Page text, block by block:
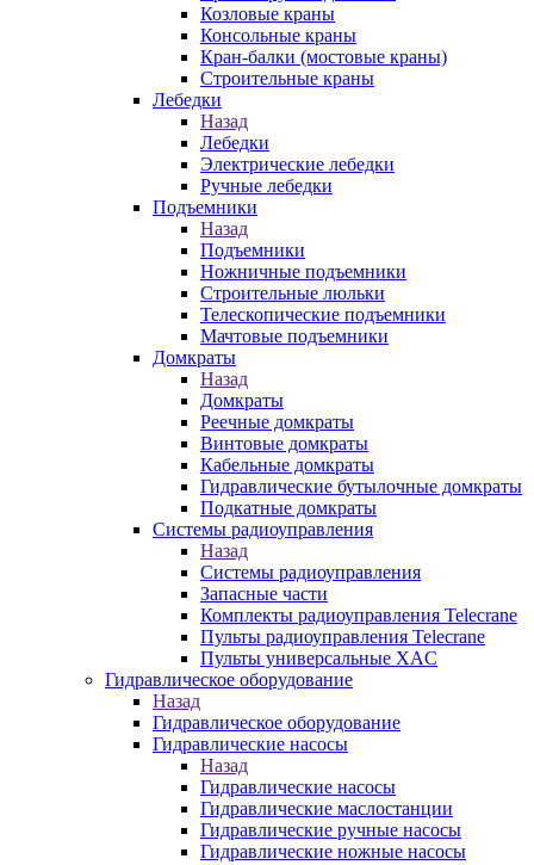
Козловые краны
Консольные краны
Кран-балки (мостовые краны)
Строительные краны
Лебедки
Назад
Лебедки
Электрические лебедки
Ручные лебедки
Подъемники
Назад
Подъемники
Ножничные подъемники
Строительные люльки
Телескопические подъемники
Мачтовые подъемники
Домкраты
Назад
Домкраты
Реечные домкраты
Винтовые домкраты
Кабельные домкраты
Гидравлические бутылочные домкраты
Подкатные домкраты
Системы радиоуправления
Назад
Системы радиоуправления
Запасные части
Комплекты радиоуправления Telecrane
Пульты радиоуправления Telecrane
Пульты универсальные XAC
Гидравлическое оборудование
Назад
Гидравлическое оборудование
Гидравлические насосы
Назад
Гидравлические насосы
Гидравлические маслостанции
Гидравлические ручные насосы
Гидравлические ножные насосы